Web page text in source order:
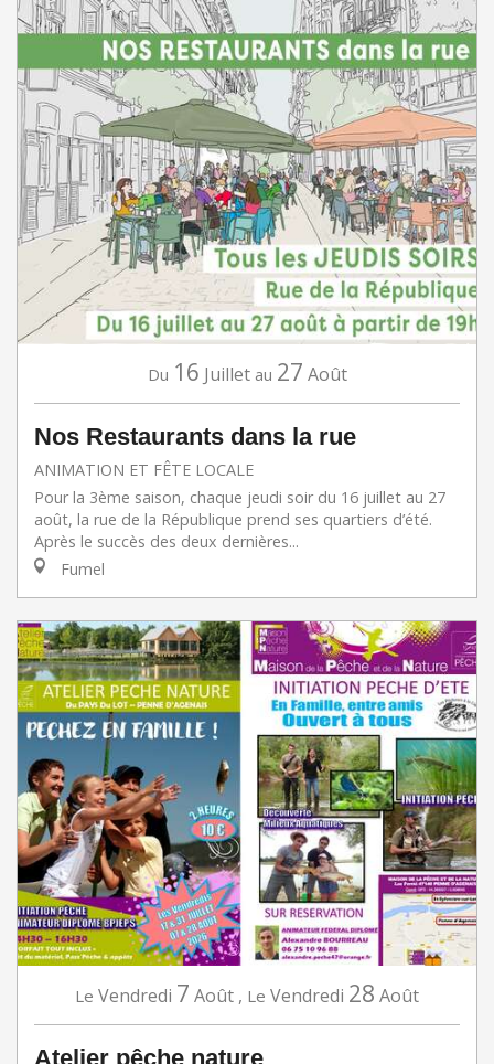
Du 16 Juillet au 27 Août
Nos Restaurants dans la rue
ANIMATION ET FÊTE LOCALE
Pour la 3ème saison, chaque jeudi soir du 16 juillet au 27
août, la rue de la République prend ses quartiers d’été.
Après le succès des deux dernières...
Fumel
Le Vendredi 7 Août , Le Vendredi 28 Août
Atelier pêche nature